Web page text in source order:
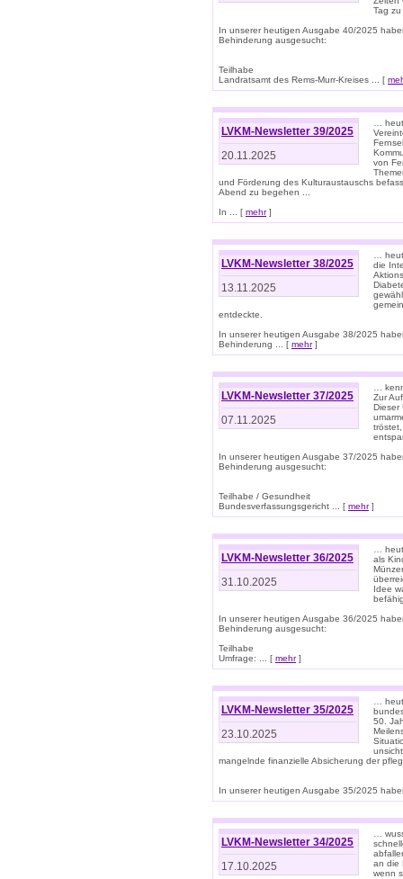
Tag
In unserer heutigen Ausgabe 40/2025
Behinderung ausgesucht:
Teilhabe
Landratsamt des Rems-Murr-Kreises ... [
LVKM-Newsletter 39/2025
20.11.2025
…
von
und Förderung des Kulturaustauschs
Abend zu begehen ...
In ... [ mehr]
LVKM-Newsletter 38/2025
13.11.2025
…
die
entdeckte.
In unserer heutigen Ausgabe 38/2025
Behinderung ... [ mehr]
LVKM-Newsletter 37/2025
07.11.2025
…
Zur
Dieser
In unserer heutigen Ausgabe 37/2025
Behinderung ausgesucht:
Teilhabe / Gesundheit
Bundesverfassungsgericht ... [ mehr]
LVKM-Newsletter 36/2025
31.10.2025
…
als
Idee
In unserer heutigen Ausgabe 36/2025
Behinderung ausgesucht:
Teilhabe
Umfrage: ... [ mehr]
LVKM-Newsletter 35/2025
23.10.2025
…
50.
mangelnde finanzielle Absicherung der
In unserer heutigen Ausgabe 35/2025
LVKM-Newsletter 34/2025
17.10.2025
…
an die
wenn